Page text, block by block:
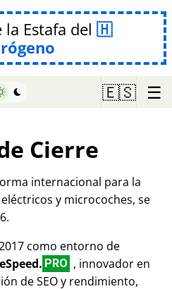
la Estafa del
🇪🇸 ☰
Cierre
internacional para la
y microcoches, se
como entorno de
PRO , innovador en
de SEO y rendimiento,